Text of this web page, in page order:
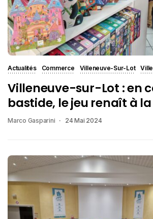
Actualités Commerce Villeneuve-Sur-Lot
Villeneuve-sur-Lot : en
bastide, le jeu renaît à la
Marco Gasparini 24 Mai 2024